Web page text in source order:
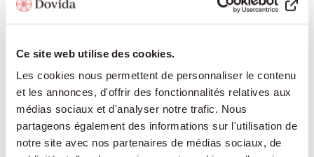
Ce site web utilise des cookies.
Les cookies nous permettent de personnaliser le contenu
et les annonces, d'offrir des fonctionnalités relatives aux
médias sociaux et d'analyser notre trafic. Nous
partageons également des informations sur l'utilisation de
notre site avec nos partenaires de médias sociaux, de
sont au centre de notre approche. Nous respectons
votre personnalité, vos habitudes et votre rythme de
selon vos souhaits.
Accompagnement 24/24
Une présence rassurante de jour comme de